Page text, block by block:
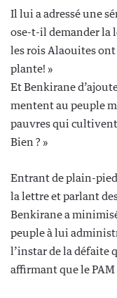
Il lui a adressé une
ose-t-il demander la
les rois Alaouites
plante! »
Et Benkirane
mentent au peuple
pauvres qui
Bien ? »
Entrant de plain-
la lettre et parlant
Benkirane a
peuple à lui
l’instar de la défaite
affirmant que le